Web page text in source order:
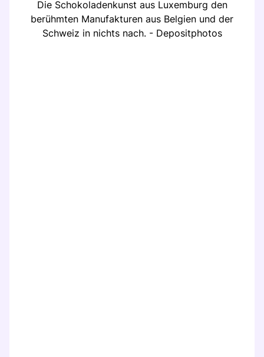
Die Schokoladenkunst aus Luxemburg den
berühmten Manufakturen aus Belgien und der
Schweiz in nichts nach. - Depositphotos